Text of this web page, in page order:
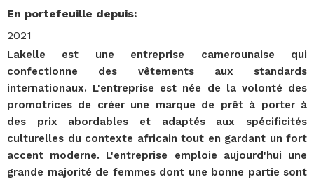
En portefeuille depuis:
2021
Lakelle est une entreprise camerounaise qui
confectionne des vêtements aux standards
internationaux. L'entreprise est née de la volonté des
promotrices de créer une marque de prêt à porter à
des prix abordables et adaptés aux spécificités
culturelles du contexte africain tout en gardant un fort
accent moderne. L'entreprise emploie aujourd'hui une
grande majorité de femmes dont une bonne partie sont